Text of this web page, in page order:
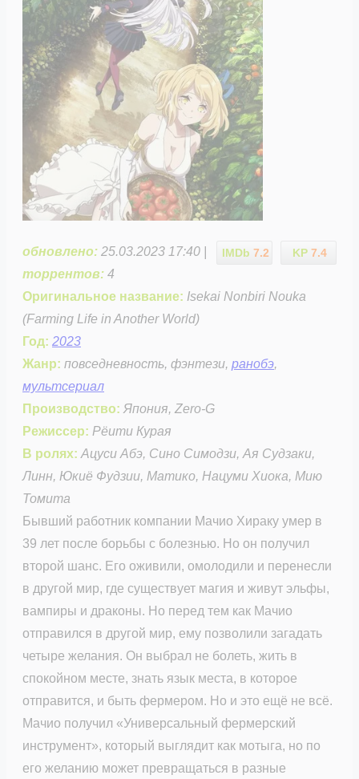
KP 7.4
IMDb 7.2
обновлено: 25.03.2023 17:40 |
торрентов: 4
Оригинальное название: Isekai Nonbiri Nouka
(Farming Life in Another World)
Год: 2023
Жанр: повседневность, фэнтези, ранобэ,
мультсериал
Производство: Япония, Zero-G
Режиссер: Рёити Курая
В ролях: Ацуси Абэ, Сино Симодзи, Ая Судзаки,
Линн, Юкиё Фудзии, Матико, Нацуми Хиока, Мию
Томита
Бывший работник компании Мачио Хираку умер в
39 лет после борьбы с болезнью. Но он получил
второй шанс. Его оживили, омолодили и перенесли
в другой мир, где существует магия и живут эльфы,
вампиры и драконы. Но перед тем как Мачио
отправился в другой мир, ему позволили загадать
четыре желания. Он выбрал не болеть, жить в
спокойном месте, знать язык места, в которое
отправится, и быть фермером. Но и это ещё не всё.
Мачио получил «Универсальный фермерский
инструмент», который выглядит как мотыга, но по
его желанию может превращаться в разные